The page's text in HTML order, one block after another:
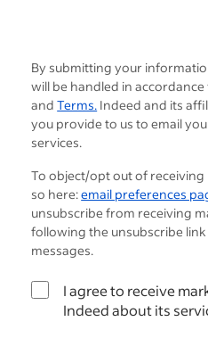
By submitting your
will be handled in
andTerms. Indeed and its
you provide to us to email
services.
To object/opt out of
so here:email preferences
unsubscribe from receiving
following the unsubscribe
messages.
I agree to receive
Indeed about its